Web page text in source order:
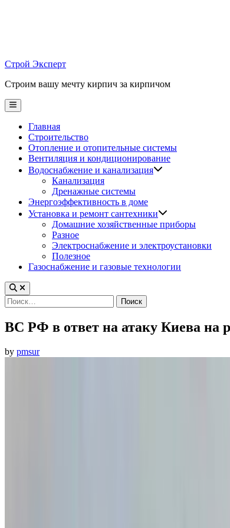
Строй Эксперт
Строим вашу мечту кирпич за кирпичом
Main
Menu
Главная
Строительство
Отопление и отопительные системы
Вентиляция и кондиционирование
Водоснабжение и канализация
Канализация
Дренажные системы
Энергоэффективность в доме
Установка и ремонт сантехники
Домашние хозяйственные приборы
Разное
Электроснабжение и электроустановки
Полезное
Газоснабжение и газовые технологии
Найти:
ВС РФ в ответ на атаку Киева на
by pmsur